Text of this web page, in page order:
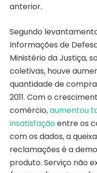
anterior.
Segundo
Informações de
Ministério da Justiça,
coletivas, houve
quantidade de
2011. Com o
comércio,aumentou
insatisfaçãoentre os
com os dados, a
reclamações é a
produto. Serviço não